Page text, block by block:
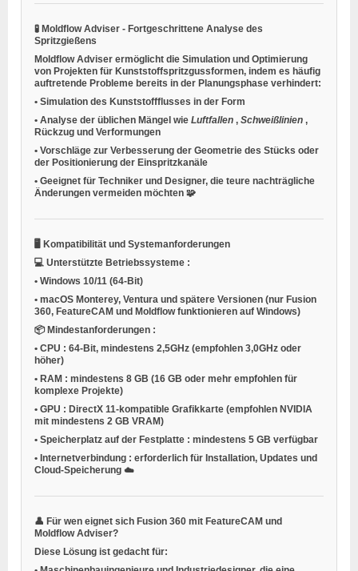
🧪 Moldflow Adviser - Fortgeschrittene Analyse des
Spritzgießens
Moldflow Adviser ermöglicht die Simulation und Optimierung
von Projekten für Kunststoffspritzgussformen, indem es häufig
auftretende Probleme bereits in der Planungsphase verhindert:
• Simulation des Kunststoffflusses in der Form
• Analyse der üblichen Mängel wie Luftfallen , Schweißlinien ,
Rückzug und Verformungen
• Vorschläge zur Verbesserung der Geometrie des Stücks oder
der Positionierung der Einspritzkanäle
• Geeignet für Techniker und Designer, die teure nachträgliche
Änderungen vermeiden möchten 🧩
🖥 Kompatibilität und Systemanforderungen
💻 Unterstützte Betriebssysteme :
• Windows 10/11 (64-Bit)
• macOS Monterey, Ventura und spätere Versionen (nur Fusion
360, FeatureCAM und Moldflow funktionieren auf Windows)
📦Mindestanforderungen :
• CPU : 64-Bit, mindestens 2,5GHz (empfohlen 3,0GHz oder
höher)
• RAM : mindestens 8 GB (16 GB oder mehr empfohlen für
komplexe Projekte)
• GPU : DirectX 11-kompatible Grafikkarte (empfohlen NVIDIA
mit mindestens 2 GB VRAM)
• Speicherplatz auf der Festplatte : mindestens 5 GB verfügbar
• Internetverbindung : erforderlich für Installation, Updates und
Cloud-Speicherung ☁️
👤 Für wen eignet sich Fusion 360 mit FeatureCAM und
Moldflow Adviser?
Diese Lösung ist gedacht für: